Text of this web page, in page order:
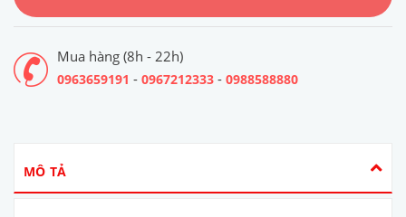
Mua hàng (8h - 22h)
0963659191 - 0967212333 - 0988588880
MÔ TẢ